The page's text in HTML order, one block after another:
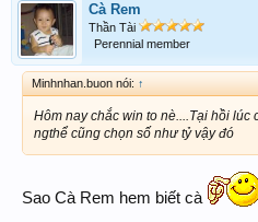
Cà Rem
Thần Tài
Perennial member
Minhnhan.buon nói: ↑
Hôm nay chắc win to nè....Tại hồi lúc
ngthể cũng chọn số như tỷ vậy đó
Sao Cà Rem hem biết cà